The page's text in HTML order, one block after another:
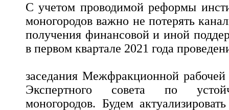
С учетом проводимой реформы
моногородов важно не потерять
получения финансовой и иной
в первом квартале 2021 года
заседания Межфракционной
Экспертного совета по
моногородов. Будем